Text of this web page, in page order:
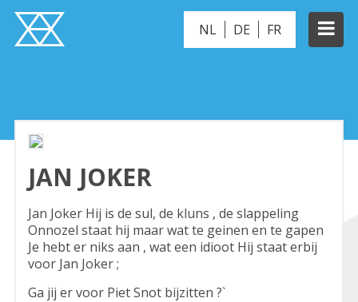
NL DE FR
JAN JOKER
Jan Joker Hij is de sul, de kluns , de slappeling
Onnozel staat hij maar wat te geinen en te gapen
Je hebt er niks aan , wat een idioot Hij staat erbij
voor Jan Joker ;
Ga jij er voor Piet Snot bijzitten ?`